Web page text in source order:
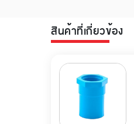
สินค้าที่เกี่ยวข้อง